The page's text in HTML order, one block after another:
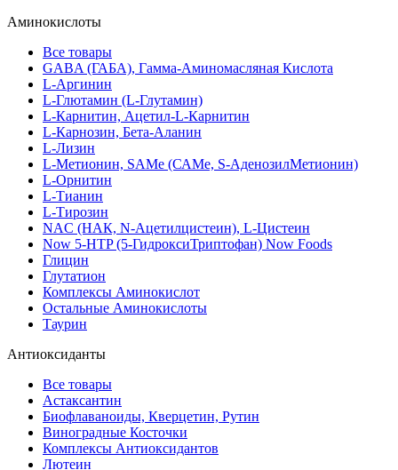
Аминокислоты
Все товары
GABA (ГАБА), Гамма-Аминомасляная Кислота
L-Аргинин
L-Глютамин (L-Глутамин)
L-Карнитин, Ацетил-L-Карнитин
L-Карнозин, Бета-Аланин
L-Лизин
L-Метионин, SAMe (САМе, S-АденозилМетионин)
L-Орнитин
L-Тианин
L-Тирозин
NAC (НАК, N-Ацетилцистеин), L-Цистеин
Now 5-HTP (5-ГидроксиТриптофан) Now Foods
Глицин
Глутатион
Комплексы Аминокислот
Остальные Аминокислоты
Таурин
Антиоксиданты
Все товары
Астаксантин
Биофлаваноиды, Кверцетин, Рутин
Виноградные Косточки
Комплексы Антиоксидантов
Лютеин